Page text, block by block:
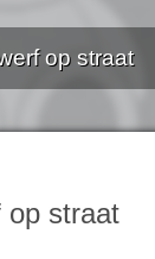
op straat
op straat